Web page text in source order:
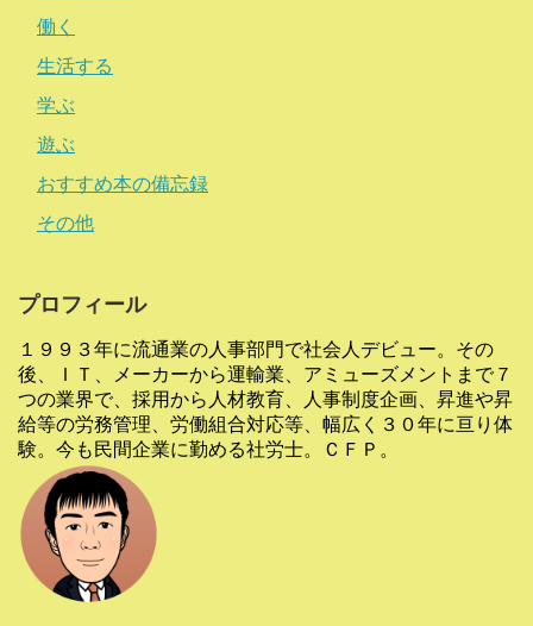
働く
生活する
学ぶ
遊ぶ
おすすめ本の備忘録
その他
プロフィール
１９９３年に流通業の人事部門で社会人デビュー。その
後、ＩＴ、メーカーから運輸業、アミューズメントまで７
つの業界で、採用から人材教育、人事制度企画、昇進や昇
給等の労務管理、労働組合対応等、幅広く３０年に亘り体
験。今も民間企業に勤める社労士。ＣＦＰ。